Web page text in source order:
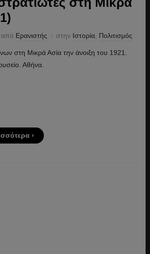
από Ερανιστής στην Ιστορία, Πολιτισμός
στη Μικρά Ασία την άνοιξη του 1921.
Αθήνα.
›